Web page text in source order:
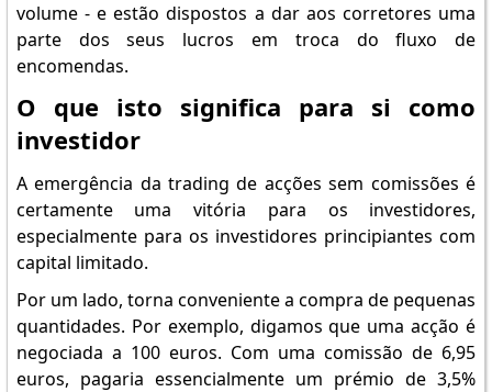
volume - e estão dispostos a dar aos corretores uma
parte dos seus lucros em troca do fluxo de
encomendas.
O que isto significa para si como
investidor
A emergência da trading de acções sem comissões é
certamente uma vitória para os investidores,
especialmente para os investidores principiantes com
capital limitado.
Por um lado, torna conveniente a compra de pequenas
quantidades. Por exemplo, digamos que uma acção é
negociada a 100 euros. Com uma comissão de 6,95
euros, pagaria essencialmente um prémio de 3,5%